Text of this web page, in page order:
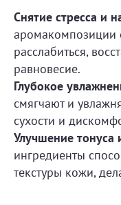
Снятие стресса и
расслабиться,
равновесие.
Глубокое
смягчают и
сухости и
Улучшение тонуса
ингредиенты
текстуры кожи,